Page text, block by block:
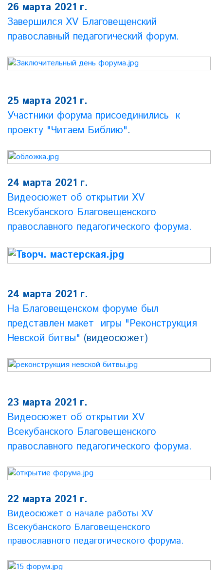
26 марта 2021 г.
Завершился XV Благовещенский
православный педагогический форум.
25 марта 2021 г.
Участники форума присоединились к
проекту "Читаем Библию".
24 марта 2021 г.
Видеосюжет об открытии XV
Всекубанского Благовещенского
православного педагогического форума.
24 марта 2021 г.
На Благовещенском форуме был
представлен макет игры "Реконструкция
Невской битвы" (видеосюжет)
23 марта 2021 г.
Видеосюжет об открытии XV
Всекубанского Благовещенского
православного педагогического форума.
22 марта 2021 г.
Видеосюжет о начале работы XV
Всекубанского Благовещенского
православного педагогического форума.